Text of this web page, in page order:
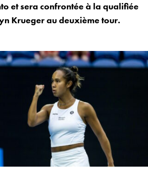
et sera confrontée à la qualifiée
Krueger au deuxième tour.